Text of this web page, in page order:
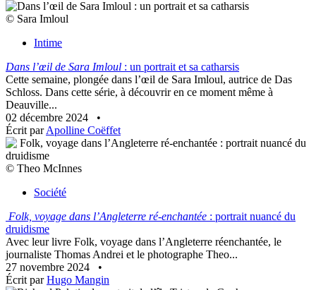
© Sara Imloul
Intime
Dans l’œil de Sara Imloul : un portrait et sa catharsis
Cette semaine, plongée dans l’œil de Sara Imloul, autrice de Das
Schloss. Dans cette série, à découvrir en ce moment même à
Deauville...
02 décembre 2024
•
Écrit parApolline Coëffet
© Theo McInnes
Société
Folk, voyage dans l’Angleterre ré-enchantée : portrait nuancé du
druidisme
Avec leur livre Folk, voyage dans l’Angleterre réenchantée, le
journaliste Thomas Andrei et le photographe Theo...
27 novembre 2024
•
Écrit parHugo Mangin